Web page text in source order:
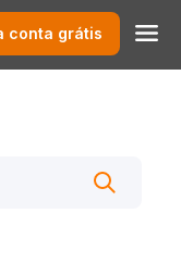
conta grátis